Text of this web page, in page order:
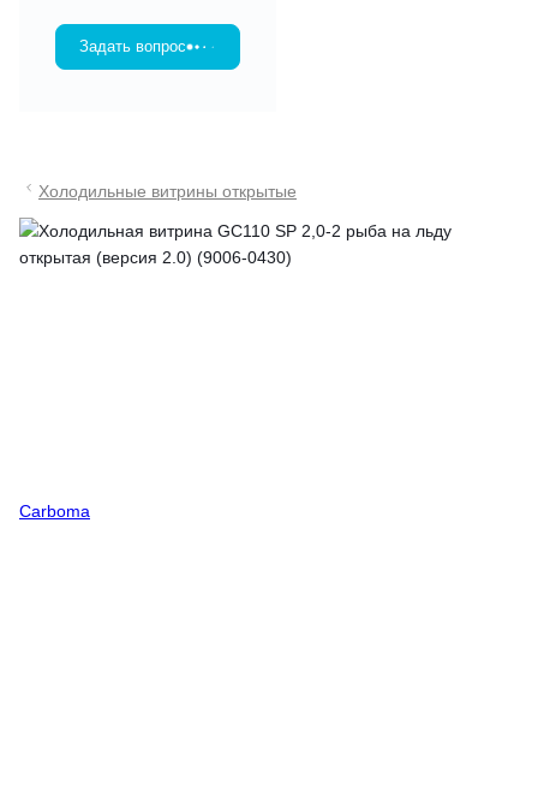
Задать вопрос
Холодильные витрины открытые
Carboma